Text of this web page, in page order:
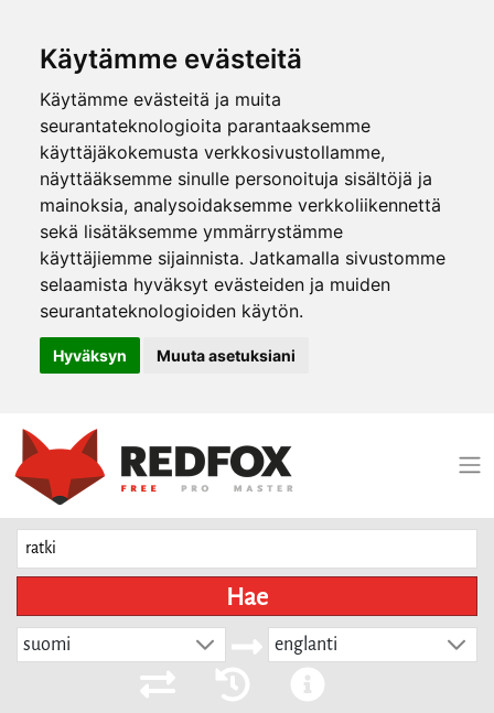
Käytämme evästeitä
Käytämme evästeitä ja muita
seurantateknologioita parantaaksemme
käyttäjäkokemusta verkkosivustollamme,
näyttääksemme sinulle personoituja sisältöjä ja
mainoksia, analysoidaksemme verkkoliikennettä
sekä lisätäksemme ymmärrystämme
käyttäjiemme sijainnista. Jatkamalla sivustomme
selaamista hyväksyt evästeiden ja muiden
seurantateknologioiden käytön.
Hyväksyn Muuta asetuksiani
Hae
suomi englanti